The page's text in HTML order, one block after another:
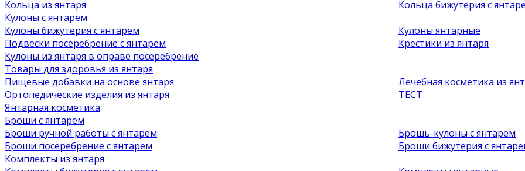
Кольца из янтаря
Кольца бижутерия с
Кулоны с янтарем
Кулоны бижутерия с янтарем
Подвески посеребрение с янтарем
Кулоны из янтаря в оправе посеребрение
Кулоны янтарные
Крестики из янтаря
Товары для здоровья из янтаря
Пищевые добавки на основе янтаря
Ортопедические изделия из янтаря
Янтарная косметика
Лечебная косметика из
ТЕСТ
Броши с янтарем
Броши ручной работы с янтарем
Броши посеребрение с янтарем
Брошь-кулоны с янтарем
Броши бижутерия с
Комплекты из янтаря